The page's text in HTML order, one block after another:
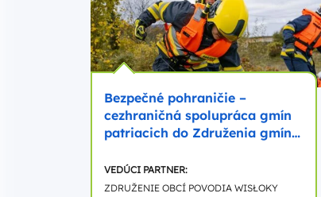
Bezpečné pohraničie –
cezhraničná spolupráca gmín
patriacich do Združenia gmín
VEDÚCI PARTNER:
ZDRUŽENIE OBCÍ POVODIA WISŁOKY